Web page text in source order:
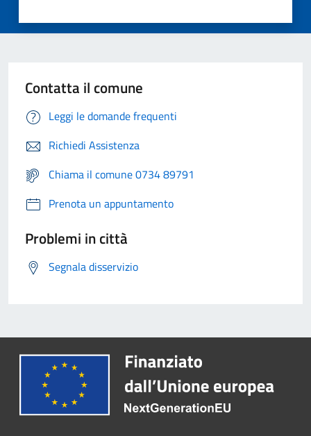
Contatta il comune
Leggi le domande frequenti
Richiedi Assistenza
Chiama il comune 0734 89791
Prenota un appuntamento
Problemi in città
Segnala disservizio